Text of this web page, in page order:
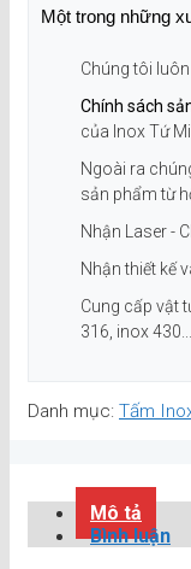
Một trong những
Chúng tôi
Chính sách
của Inox Tứ
Ngoài ra
sản phẩm từ
Nhận Laser -
Nhận thiết kế
Cung cấp vật
316, inox 430...
Danh mục: Tấm
Mô tả
Bình luận